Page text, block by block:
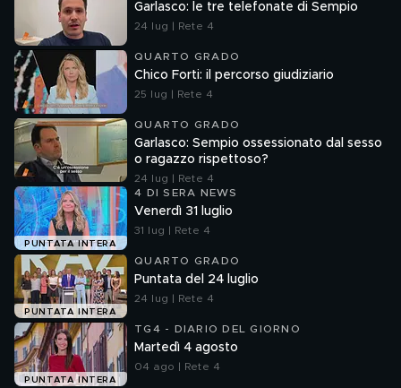
Garlasco: le tre telefonate di Sempio
24 lug | Rete 4
QUARTO GRADO
Chico Forti: il percorso giudiziario
25 lug | Rete 4
QUARTO GRADO
Garlasco: Sempio ossessionato dal sesso
o ragazzo rispettoso?
24 lug | Rete 4
PUNTATA INTERA
4 DI SERA NEWS
Venerdì 31 luglio
31 lug | Rete 4
PUNTATA INTERA
QUARTO GRADO
Puntata del 24 luglio
24 lug | Rete 4
PUNTATA INTERA
TG4 - DIARIO DEL GIORNO
Martedì 4 agosto
04 ago | Rete 4